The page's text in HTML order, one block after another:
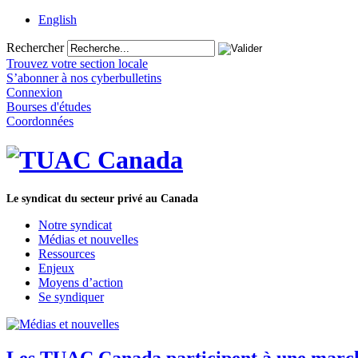
English
Rechercher
Trouvez votre section locale
S’abonner à nos cyberbulletins
Connexion
Bourses d'études
Coordonnées
Le syndicat du secteur privé au Canada
Notre syndicat
Médias et nouvelles
Ressources
Enjeux
Moyens d’action
Se syndiquer